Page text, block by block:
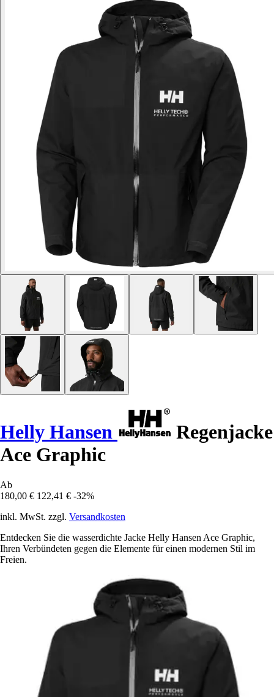
Helly Hansen
Regenjacke
Ace Graphic
Ab
180,00 € 122,41 € -32%
inkl. MwSt. zzgl. Versandkosten
Entdecken Sie die wasserdichte Jacke Helly Hansen Ace Graphic,
Ihren Verbündeten gegen die Elemente für einen modernen Stil im
Freien.